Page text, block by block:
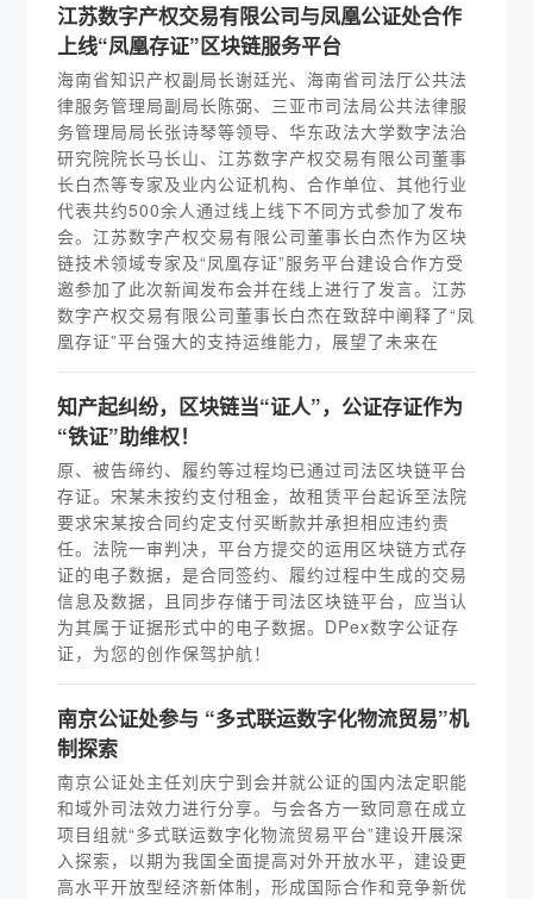
江苏数字产权交易有限公司与凤凰公证处合作
上线“凤凰存证”区块链服务平台
海南省知识产权副局长谢廷光、海南省司法厅公共法
律服务管理局副局长陈弼、三亚市司法局公共法律服
务管理局局长张诗琴等领导、华东政法大学数字法治
研究院院长马长山、江苏数字产权交易有限公司董事
长白杰等专家及业内公证机构、合作单位、其他行业
代表共约500余人通过线上线下不同方式参加了发布
会。江苏数字产权交易有限公司董事长白杰作为区块
链技术领域专家及“凤凰存证”服务平台建设合作方受
邀参加了此次新闻发布会并在线上进行了发言。江苏
数字产权交易有限公司董事长白杰在致辞中阐释了“凤
凰存证”平台强大的支持运维能力，展望了未来在
知产起纠纷，区块链当“证人”，公证存证作为
“铁证”助维权！
原、被告缔约、履约等过程均已通过司法区块链平台
存证。宋某未按约支付租金，故租赁平台起诉至法院
要求宋某按合同约定支付买断款并承担相应违约责
任。法院一审判决，平台方提交的运用区块链方式存
证的电子数据，是合同签约、履约过程中生成的交易
信息及数据，且同步存储于司法区块链平台，应当认
为其属于证据形式中的电子数据。DPex数字公证存
证，为您的创作保驾护航！
南京公证处参与 “多式联运数字化物流贸易”机
制探索
南京公证处主任刘庆宁到会并就公证的国内法定职能
和域外司法效力进行分享。与会各方一致同意在成立
项目组就“多式联运数字化物流贸易平台”建设开展深
入探索，以期为我国全面提高对外开放水平，建设更
高水平开放型经济新体制，形成国际合作和竞争新优